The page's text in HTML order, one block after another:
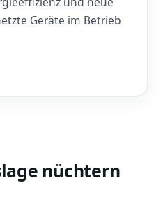
Geräte im Betrieb
nüchtern